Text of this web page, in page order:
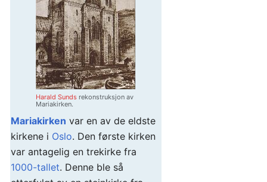
Harald Sundsrekonstruksjon av
Mariakirken.
Mariakirken var en av de eldste
kirkene i Oslo. Den første kirken
var antagelig en trekirke fra
1000-tallet. Denne ble så